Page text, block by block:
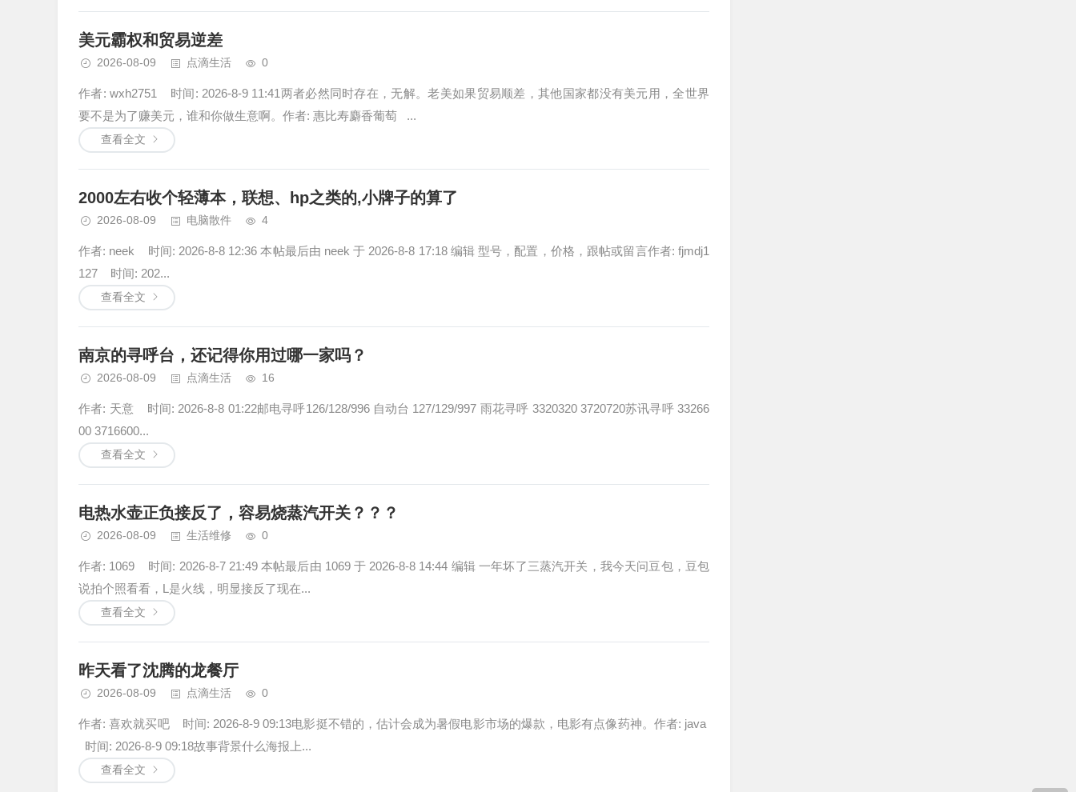
美元霸权和贸易逆差
2026-08-09 点滴生活 0
作者: wxh2751 时间: 2026-8-9 11:41两者必然同时存在，无解。老美如果贸易顺差，其他国家都没有美元用，全世界
要不是为了赚美元，谁和你做生意啊。作者: 惠比寿麝香葡萄 ...
查看全文
2000左右收个轻薄本，联想、hp之类的,小牌子的算了
2026-08-09 电脑散件 4
作者: neek 时间: 2026-8-8 12:36 本帖最后由 neek 于 2026-8-8 17:18 编辑 型号，配置，价格，跟帖或留言作者: fjmdj1
127 时间: 202...
查看全文
南京的寻呼台，还记得你用过哪一家吗？
2026-08-09 点滴生活 16
作者: 天意 时间: 2026-8-8 01:22邮电寻呼126/128/996 自动台 127/129/997 雨花寻呼 3320320 3720720苏讯寻呼 33266
00 3716600...
查看全文
电热水壶正负接反了，容易烧蒸汽开关？？？
2026-08-09 生活维修 0
作者: 1069 时间: 2026-8-7 21:49 本帖最后由 1069 于 2026-8-8 14:44 编辑 一年坏了三蒸汽开关，我今天问豆包，豆包
说拍个照看看，L是火线，明显接反了现在...
查看全文
昨天看了沈腾的龙餐厅
2026-08-09 点滴生活 0
作者: 喜欢就买吧 时间: 2026-8-9 09:13电影挺不错的，估计会成为暑假电影市场的爆款，电影有点像药神。作者: java
时间: 2026-8-9 09:18故事背景什么海报上...
查看全文